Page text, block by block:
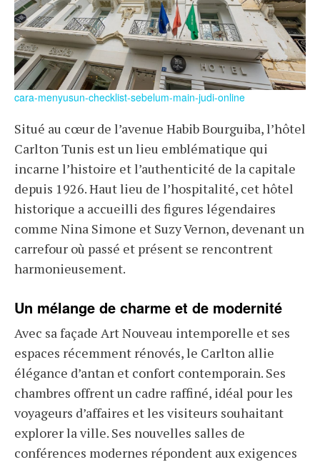
cara-menyusun-checklist-sebelum-main-judi-online
Situé au cœur de l’avenue Habib Bourguiba, l’hôtel
Carlton Tunis est un lieu emblématique qui
incarne l’histoire et l’authenticité de la capitale
depuis 1926. Haut lieu de l’hospitalité, cet hôtel
historique a accueilli des figures légendaires
comme Nina Simone et Suzy Vernon, devenant un
carrefour où passé et présent se rencontrent
harmonieusement.
Un mélange de charme et de modernité
Avec sa façade Art Nouveau intemporelle et ses
espaces récemment rénovés, le Carlton allie
élégance d’antan et confort contemporain. Ses
chambres offrent un cadre raffiné, idéal pour les
voyageurs d’affaires et les visiteurs souhaitant
explorer la ville. Ses nouvelles salles de
conférences modernes répondent aux exigences